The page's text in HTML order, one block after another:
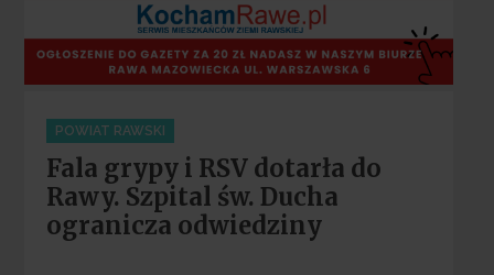
Categories
POWIAT RAWSKI
Fala grypy i RSV dotarła do
Rawy. Szpital św. Ducha
ogranicza odwiedziny